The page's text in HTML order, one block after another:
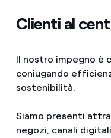
Clienti al
Il nostro impegno è
coniugando
sostenibilità.
Siamo presenti
negozi, canali